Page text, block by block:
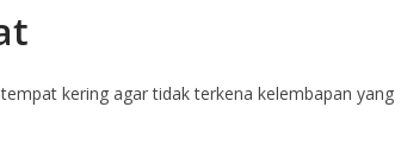
kering agar tidak terkena kelembapan yang